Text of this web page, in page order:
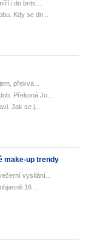
i do brits...
Kdy se dn...
překva...
Překoná Jo...
Jak se j...
make-up trendy
vysílání...
16 ...